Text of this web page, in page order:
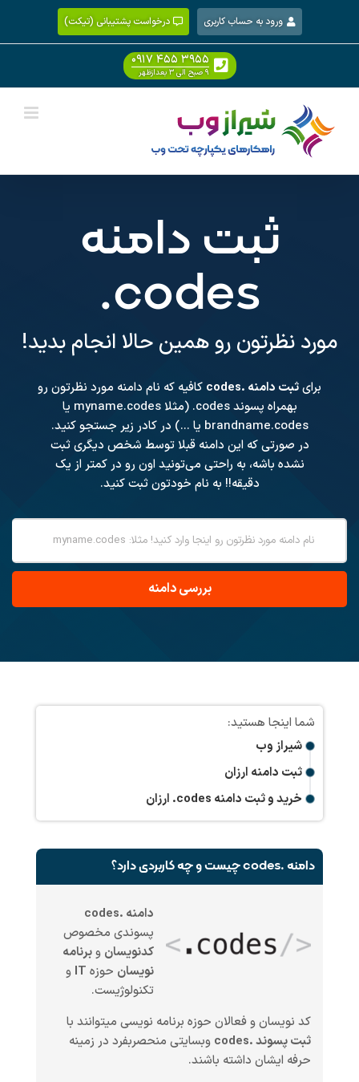
content
ورود به حساب کاربری درخواست پشتیبانی (تیکت)
۰۹۱۷ ۴۵۵ ۳۹۵۵
۹ صبح الی ۳ بعدازظهر
ثبت دامنه
.codes
مورد نظرتون رو همین حالا انجام بدید!
برایثبت دامنه .codes
کافیه که نام دامنه مورد نظرتون رو
بهمراه پسوند.codes
(مثلا myname.codes یا
brandname.codes یا ...) در کادر زیر جستجو کنید.
در صورتی که این دامنه قبلا توسط شخص دیگری ثبت
نشده باشه، به راحتی می‌تونید اون رو در کمتر از یک
دقیقه!! به نام خودتون ثبت کنید.
شیراز وب
ثبت دامنه ارزان
خرید و ثبت دامنه .codes ارزان
دامنه .codes چیست و چه کاربردی دارد؟
دامنه .codes
پسوندی مخصوص
کدنویسان وبرنامه
نویسان حوزه IT و
تکنولوژیست.
کد نویسان و فعالان حوزه برنامه نویسی میتوانند با
ثبت پسوند .codes
وبسایتی منحصربفرد در زمینه
حرفه ایشان داشته باشند.